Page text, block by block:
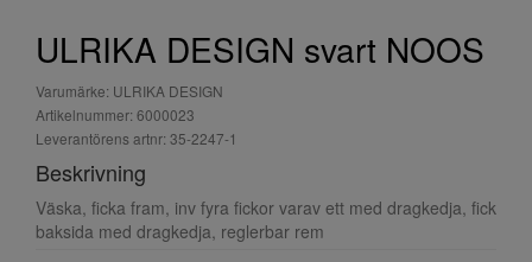
ULRIKA DESIGN svart NOOS
Varumärke: ULRIKA DESIGN
Artikelnummer: 6000023
Leverantörens artnr: 35-2247-1
Beskrivning
Väska, ficka fram, inv fyra fickor varav ett med dragkedja, fick
baksida med dragkedja, reglerbar rem